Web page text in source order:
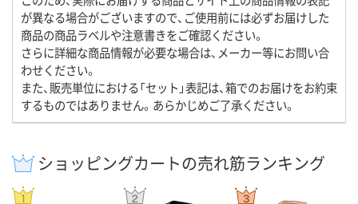
が異なる場合がございますので、ご使用前には必ずお届けした
商品の商品ラベルや注意書きをご確認ください。
さらに詳細な商品情報が必要な場合は、メーカー等にお問い合
わせください。
また、販売単位における「セット」表記は、箱でのお届けをお約束
するものではありません。あらかじめご了承ください。
ショッピングカートの売れ筋ランキング